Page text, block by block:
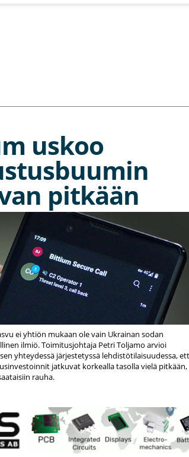
uskoo
pitkään
ei yhtiön mukaan ole vain Ukrainan sodan
ilmiö. Toimitusjohtaja Petri Toljamo arvioi
yhteydessä järjestetyssä lehdistötilaisuudessa,
jatkuvat korkealla tasolla vielä pitkään,
rauha.